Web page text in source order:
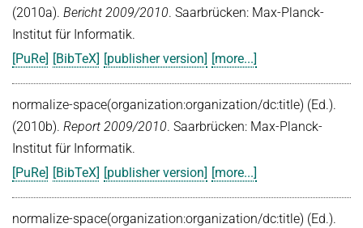
(2010a). Bericht 2009/2010. Saarbrücken: Max-Planck-
Institut für Informatik.
[PuRe] [BibTeX] [publisher version] [more...]
normalize-space(organization:organization/dc:title) (Ed.).
(2010b). Report 2009/2010. Saarbrücken: Max-Planck-
Institut für Informatik.
[PuRe] [BibTeX] [publisher version] [more...]
normalize-space(organization:organization/dc:title) (Ed.).